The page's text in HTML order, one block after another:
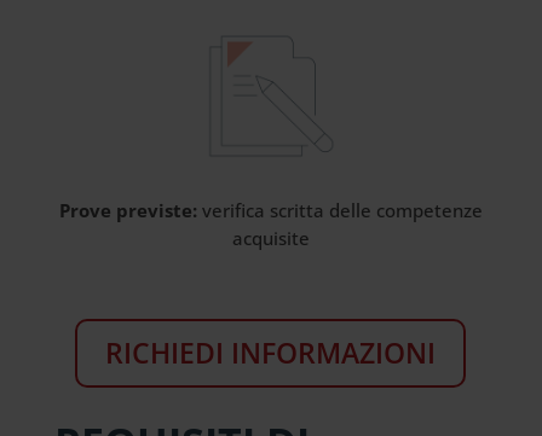
Prove previste: verifica scritta delle competenze
acquisite
RICHIEDI INFORMAZIONI